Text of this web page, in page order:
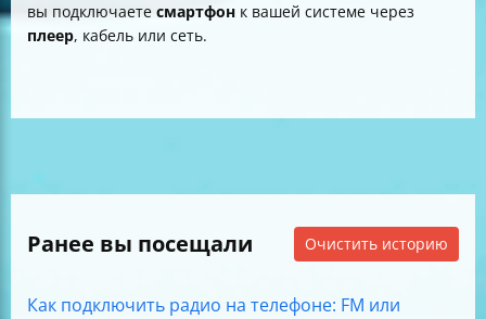
вы подключаете смартфон к вашей системе через
плеер, кабель или сеть.
Ранее вы посещали Очистить историю
Как подключить радио на телефоне: FM или